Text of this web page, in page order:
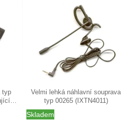
typ
Velmi lehká náhlavní souprava
typ 00265 (IXTN4011)
Skladem